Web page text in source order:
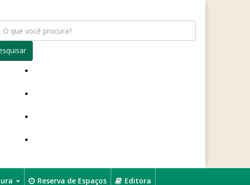
Reserva de Espaços Editora